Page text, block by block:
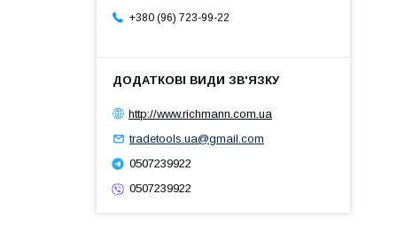
+380 (96) 723-99-22
http://www.richmann.com.ua
tradetools.ua@gmail.com
0507239922
0507239922